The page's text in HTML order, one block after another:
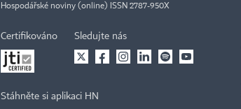
Hospodářské noviny (online) ISSN 2787-950X
Certifikováno Sledujte nás
Stáhněte si aplikaci HN